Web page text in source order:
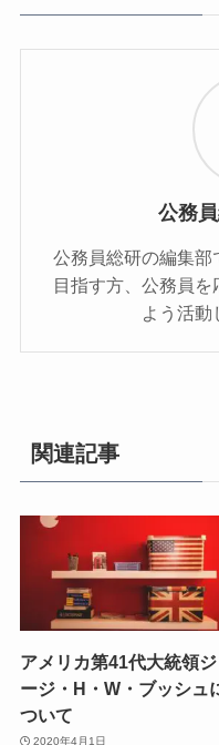
公務
公務員総研の編集部
目指す方、公務員
よう活動
関連記事
アメリカ第41代大統領ジ
ージ・H・W・ブッシュ
ついて
2020年4月1日